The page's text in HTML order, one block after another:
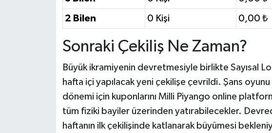
2 Bilen 0 Kişi 0,00 ₺
Sonraki Çekiliş Ne Zaman?
Büyük ikramiyenin devretmesiyle birlikte Sayısal
hafta içi yapılacak yeni çekilişe çevrildi. Şans
dönemi için kuponlarını Milli Piyango online
tüm fiziki bayiler üzerinden yatırabilecekler.
haftanın ilk çekilişinde katlanarak büyümesi